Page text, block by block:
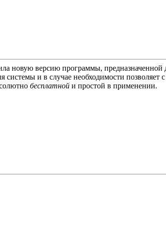
новую версию программы, предназначенной
системы и в случае необходимости позволяет
бесплатной и простой в применении.